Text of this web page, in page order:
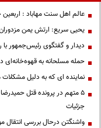
عالم اهل سنت مهاباد :
یحیی سریع: ارتش یمن
دیدار و گفتگوی رئیس‌جمهور
حمله مسلحانه به قهوه‌خانه‌ای در زاهدان؛ ۲
نماینده ای که به دلیل
۵ متهم در پرونده قتل
جزئیات
واشنگتن درحال بررسی انتقال